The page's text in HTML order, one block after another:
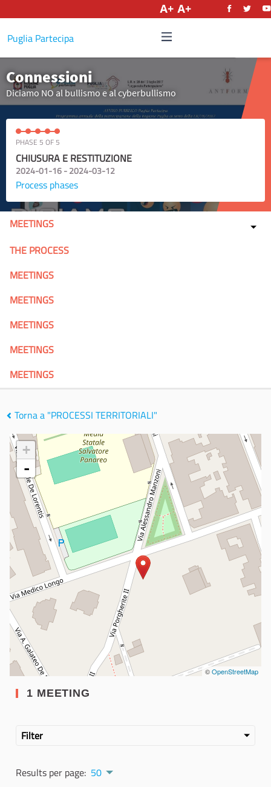
Puglia Partecipa
Connessioni
Diciamo NO al bullismo e al cyberbullismo
PHASE 5 OF 5
CHIUSURA E RESTITUZIONE
2024-01-16 - 2024-03-12
Process phases
MEETINGS
THE PROCESS
MEETINGS
MEETINGS
MEETINGS
MEETINGS
MEETINGS
Torna a "PROCESSI TERRITORIALI"
+
-
©OpenStreetMap
1 MEETING
Filter
Results per page: 50